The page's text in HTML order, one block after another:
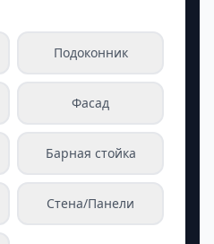
Подоконник
Фасад
Барная стойка
Стена/Панели